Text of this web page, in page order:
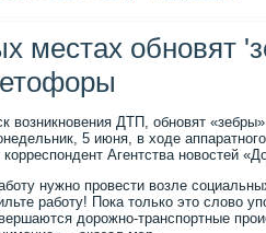
местах обновят
возникновения ДТП, обновят
5 июня, в ходе
Агентства новостей
нужно провести возле
работу! Пока только это слово
дорожно-транспортные